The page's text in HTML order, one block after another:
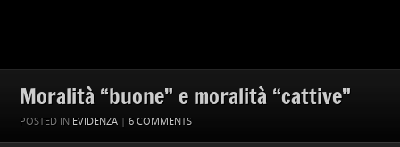
Moralità “buone” e moralità “cattive”
POSTED IN EVIDENZA | 6 COMMENTS